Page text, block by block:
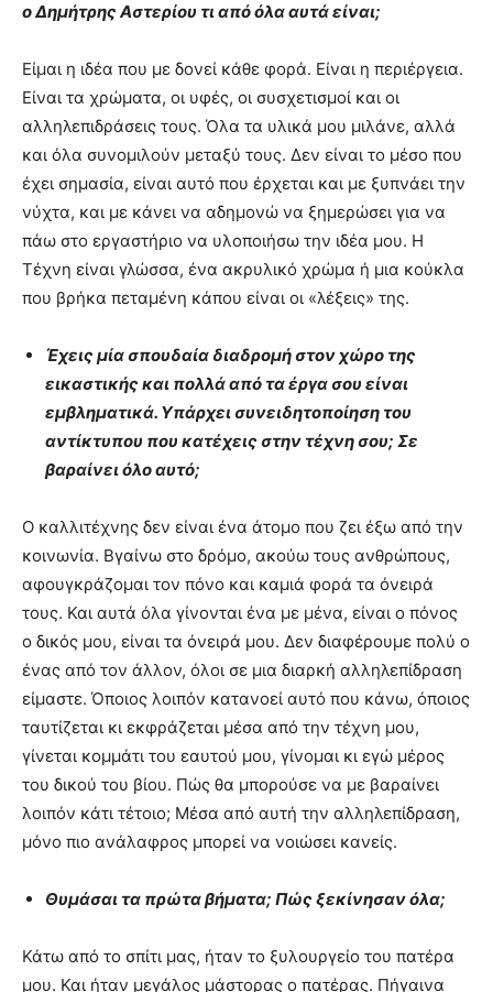
ο Δημήτρης Αστερίου τι από όλα αυτά είναι;
Είμαι η ιδέα που με δονεί κάθε φορά. Είναι η περιέργεια.
Είναι τα χρώματα, οι υφές, οι συσχετισμοί και οι
αλληλεπιδράσεις τους. Όλα τα υλικά μου μιλάνε, αλλά
και όλα συνομιλούν μεταξύ τους. Δεν είναι το μέσο που
έχει σημασία, είναι αυτό που έρχεται και με ξυπνάει την
νύχτα, και με κάνει να αδημονώ να ξημερώσει για να
πάω στο εργαστήριο να υλοποιήσω την ιδέα μου. Η
Τέχνη είναι γλώσσα, ένα ακρυλικό χρώμα ή μια κούκλα
που βρήκα πεταμένη κάπου είναι οι «λέξεις» της.
Έχεις μία σπουδαία διαδρομή στον χώρο της
εικαστικής και πολλά από τα έργα σου είναι
εμβληματικά. Υπάρχει συνειδητοποίηση του
αντίκτυπου που κατέχεις στην τέχνη σου; Σε
βαραίνει όλο αυτό;
Ο καλλιτέχνης δεν είναι ένα άτομο που ζει έξω από την
κοινωνία. Βγαίνω στο δρόμο, ακούω τους ανθρώπους,
αφουγκράζομαι τον πόνο και καμιά φορά τα όνειρά
τους. Και αυτά όλα γίνονται ένα με μένα, είναι ο πόνος
ο δικός μου, είναι τα όνειρά μου. Δεν διαφέρουμε πολύ ο
ένας από τον άλλον, όλοι σε μια διαρκή αλληλεπίδραση
είμαστε. Όποιος λοιπόν κατανοεί αυτό που κάνω, όποιος
ταυτίζεται κι εκφράζεται μέσα από την τέχνη μου,
γίνεται κομμάτι του εαυτού μου, γίνομαι κι εγώ μέρος
του δικού του βίου. Πώς θα μπορούσε να με βαραίνει
λοιπόν κάτι τέτοιο; Μέσα από αυτή την αλληλεπίδραση,
μόνο πιο ανάλαφρος μπορεί να νοιώσει κανείς.
Θυμάσαι τα πρώτα βήματα; Πώς ξεκίνησαν όλα;
Κάτω από το σπίτι μας, ήταν το ξυλουργείο του πατέρα
μου. Και ήταν μεγάλος μάστορας ο πατέρας. Πήγαινα